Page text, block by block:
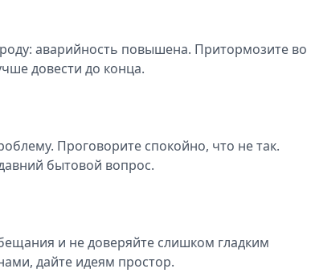
аварийность повышена. Притормозите во
довести до конца.
Проговорите спокойно, что не так.
бытовой вопрос.
и не доверяйте слишком гладким
дайте идеям простор.